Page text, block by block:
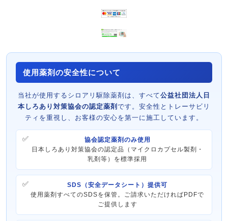
使用薬剤の安全性について
当社が使用するシロアリ駆除薬剤は、すべて公益社団法人日
本しろあり対策協会の認定薬剤 です。安全性とトレーサビリ
ティを重視し、お客様の安心を第一に施工しています。
協会認定薬剤のみ使用
日本しろあり対策協会の認定品（マイクロカプセル製剤・
乳剤等）を標準採用
SDS（安全データシート）提供可
使用薬剤すべてのSDSを保管。ご請求いただければPDFで
ご提供します